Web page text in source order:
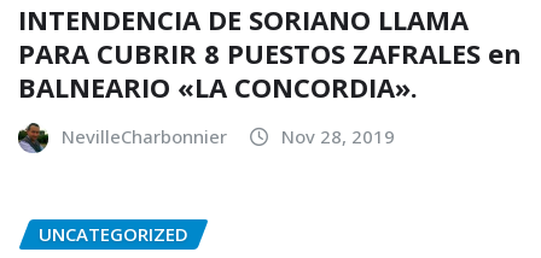
INTENDENCIA DE SORIANO LLAMA
PARA CUBRIR 8 PUESTOS ZAFRALES en
BALNEARIO «LA CONCORDIA».
NevilleCharbonnier Nov 28, 2019
UNCATEGORIZED